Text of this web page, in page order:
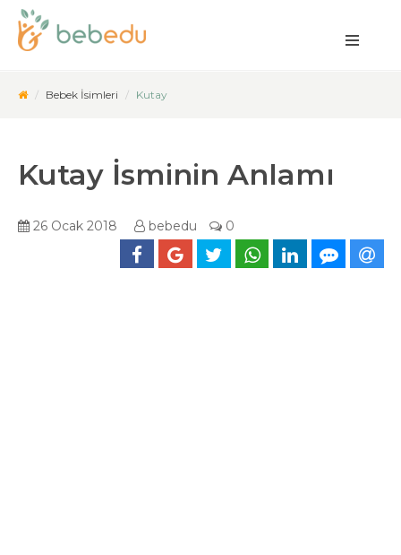
Bebek İsimleri Kutay
Kutay İsminin Anlamı
26 Ocak 2018 bebedu 0